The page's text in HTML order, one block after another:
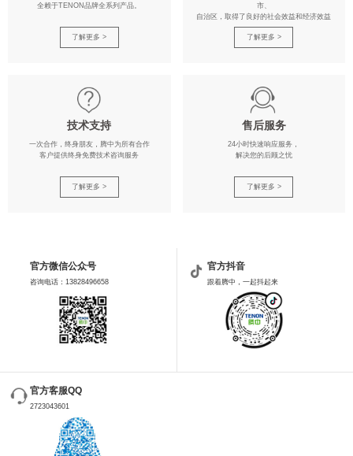
全赖于TENON品牌全系列产品。
了解更多 >
市、
自治区，取得了良好的社会效益和经济效益
了解更多 >
技术支持
一次合作，终身朋友，腾中为所有合作
客户提供终身免费技术咨询服务
了解更多 >
售后服务
24小时快速响应服务，
解决您的后顾之忧
了解更多 >
官方微信公众号
咨询电话：13828496658
官方抖音
跟着腾中，一起抖起来
官方客服QQ
2723043601